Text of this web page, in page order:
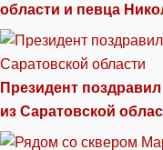
области и певца
Президент
из Саратовской